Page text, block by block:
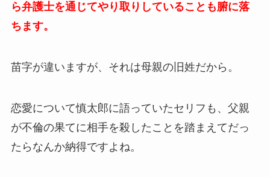
ら弁護士を通じてやり取りしていることも腑に落
ちます。
苗字が違いますが、それは母親の旧姓だから。
恋愛について慎太郎に語っていたセリフも、父親
が不倫の果てに相手を殺したことを踏まえてだっ
たらなんか納得ですよね。